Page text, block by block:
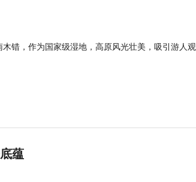
错，作为国家级湿地，高原风光壮美，吸引游人观
蕴